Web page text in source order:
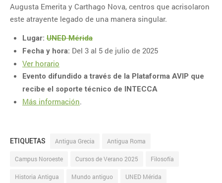
NUBE DE ETIQUETAS
Acogida Aplicaciones
informáticas Arte
Campus Este-
Centro Campus Madrid
Campus Nordeste
Campus
Coruña
Centro Asociado
de Baleares Centro
Asociado de Lugo
Centro
Augusta Emerita y Carthago Nova, centros que acrisolaron
este atrayente legado de una manera singular.
Lugar: UNED Mérida
Fecha y hora: Del 3 al 5 de julio de 2025
Ver horario
Evento difundido a través de la Plataforma AVIP que
recibe el soporte técnico de INTECCA
Más información.
ETIQUETAS Antigua Grecia Antigua Roma
Campus Noroeste Cursos de Verano 2025 Filosofía
Historia Antigua Mundo antiguo UNED Mérida